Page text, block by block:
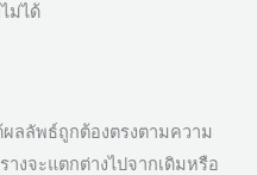
ม่ได้
ลลัพธ์ถูกต้องตรงตามความ
างจะแตกต่างไปจากเดิมหรือ